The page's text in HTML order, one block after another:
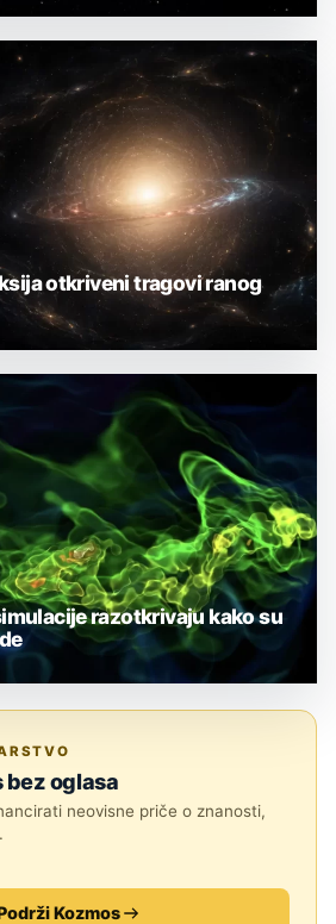
otkriveni tragovi ranog
razotkrivaju kako su
bez oglasa
neovisne priče o znanosti,
Kozmos